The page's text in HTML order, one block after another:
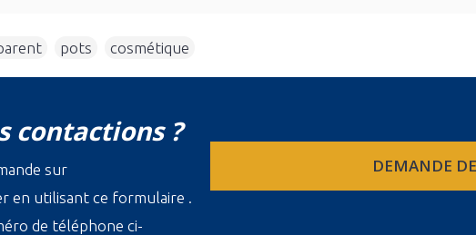
pots cosmétique
contactions ?
sur
en utilisant ce formulaire .
de téléphone ci-
DEMANDE